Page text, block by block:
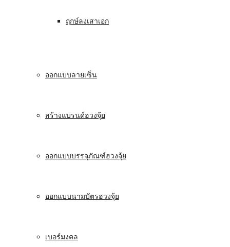
ฤกษ์ลงเสาเอก
ออกแบบลายเซ็น
สร้างแบรนด์ฮวงจุ้ย
ออกแบบบรรจุภัณฑ์ฮวงจุ้ย
ออกแบบนามบัตรฮวงจุ้ย
เบอร์มงคล